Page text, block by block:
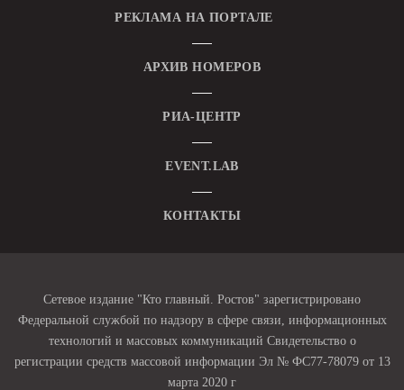
РЕКЛАМА НА ПОРТАЛЕ
АРХИВ НОМЕРОВ
РИА-ЦЕНТР
EVENT.LAB
КОНТАКТЫ
Сетевое издание "Кто главный. Ростов" зарегистрировано
Федеральной службой по надзору в сфере связи, информационных
технологий и массовых коммуникаций Свидетельство о
регистрации средств массовой информации Эл № ФС77-78079 от 13
марта 2020 г